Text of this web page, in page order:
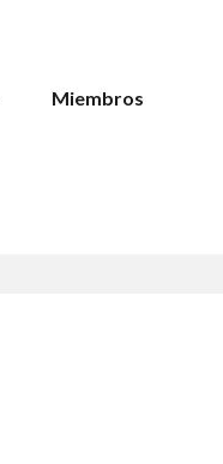
Miembros